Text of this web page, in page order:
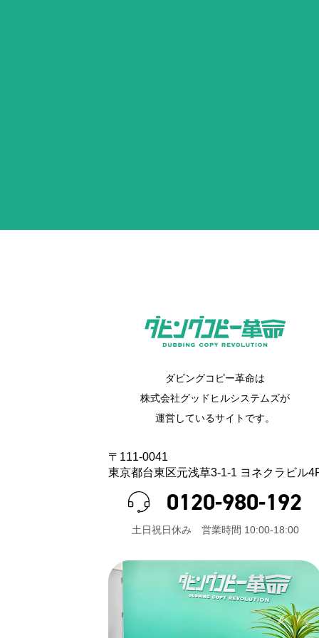
ダビングコピー革命は
株式会社グッドヒルシステムズが
運営しているサイトです。
〒111-0041
東京都台東区元浅草3-1-1 ヨネクラビル
0120-980-192
⼟⽇祝⽇休み 営業時間 10:00-18:00